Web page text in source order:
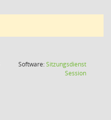
Software:Sitzungsdienst
Session(Wird in